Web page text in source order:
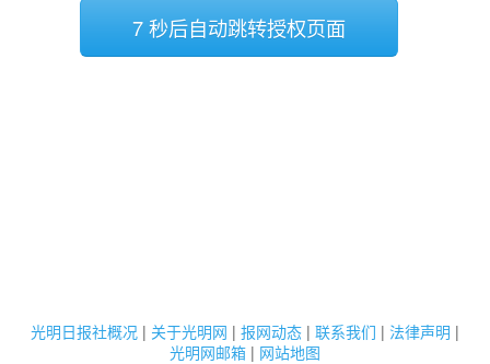
7 秒后自动跳转授权页面
光明日报社概况 | 关于光明网 | 报网动态 | 联系我们 | 法律声明 |
光明网邮箱 | 网站地图